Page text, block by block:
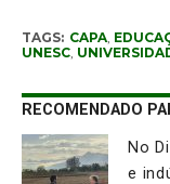
TAGS: CAPA,
UNESC,
RECOMENDADO
No
e